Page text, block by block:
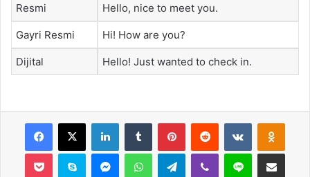
Resmi Hello, nice to meet you.
Gayri Resmi Hi! How are you?
Dijital Hello! Just wanted to check in.
Facebook
X LinkedInTumblr PinterestReddit VKontakte
Pocket Skype MessengerWhatsAppTelegramViber Line E-Posta ile